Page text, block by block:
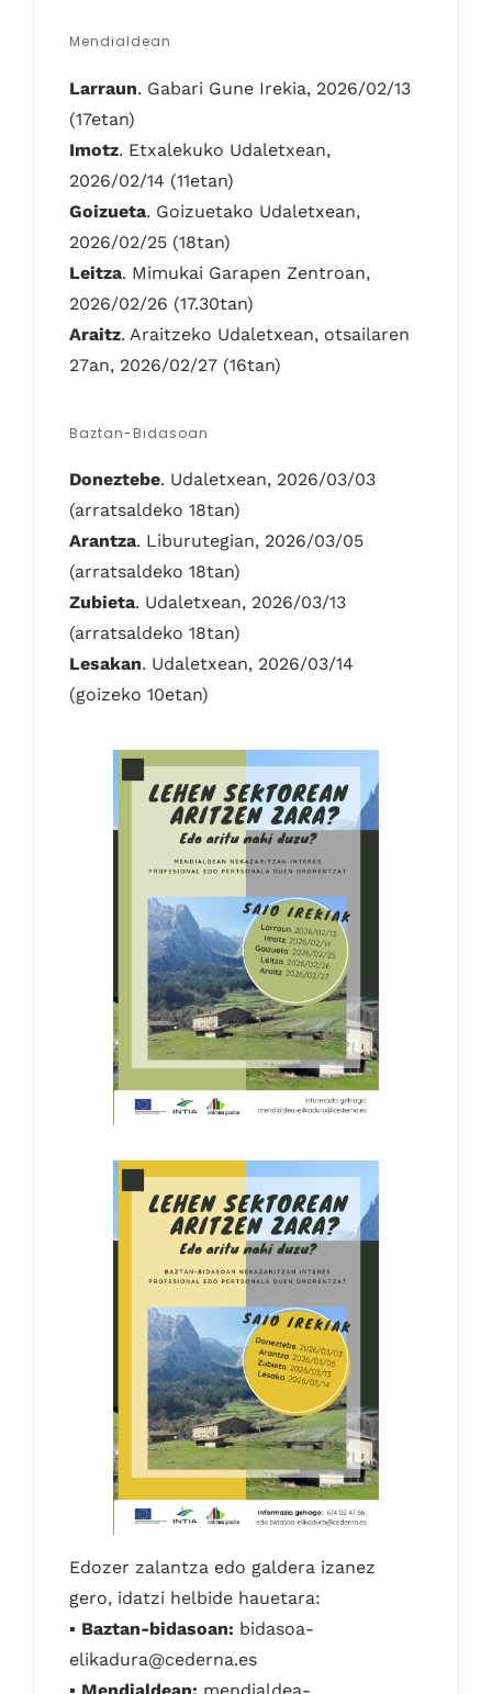
Mendialdean
Larraun. Gabari Gune Irekia, 2026/02/13
(17etan)
Imotz. Etxalekuko Udaletxean,
2026/02/14 (11etan)
Goizueta. Goizuetako Udaletxean,
2026/02/25 (18tan)
Leitza. Mimukai Garapen Zentroan,
2026/02/26 (17.30tan)
Araitz. Araitzeko Udaletxean, otsailaren
27an, 2026/02/27 (16tan)
Baztan-Bidasoan
Doneztebe. Udaletxean, 2026/03/03
(arratsaldeko 18tan)
Arantza. Liburutegian, 2026/03/05
(arratsaldeko 18tan)
Zubieta. Udaletxean, 2026/03/13
(arratsaldeko 18tan)
Lesakan. Udaletxean, 2026/03/14
(goizeko 10etan)
Edozer zalantza edo galdera izanez
gero, idatzi helbide hauetara:
▪ Baztan-bidasoan: bidasoa-
elikadura@cederna.es